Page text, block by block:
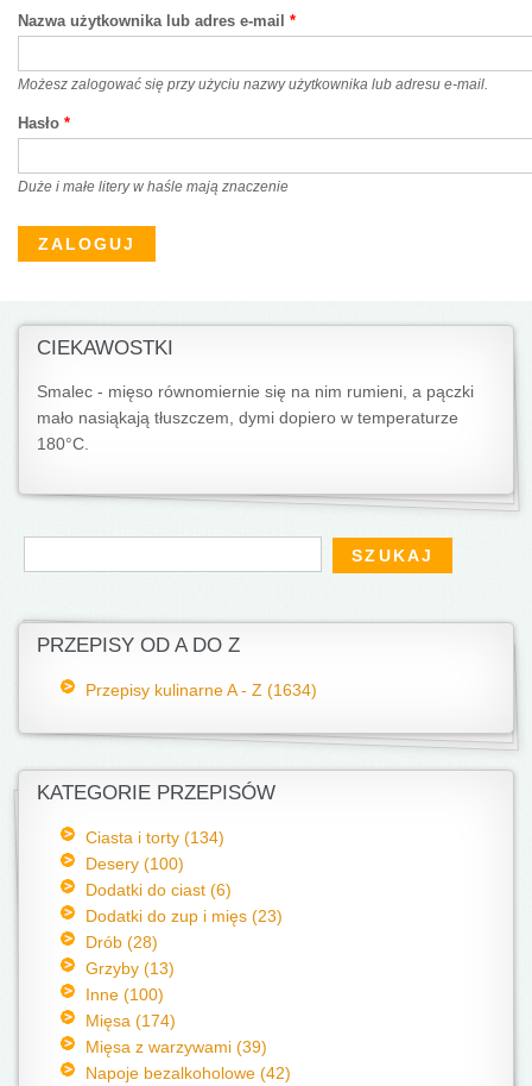
Nazwa użytkownika lub adres e-mail *
Możesz zalogować się przy użyciu nazwy użytkownika lub adresu e-mail.
Hasło *
Duże i małe litery w haśle mają znaczenie
CIEKAWOSTKI
Smalec - mięso równomiernie się na nim rumieni, a pączki
mało nasiąkają tłuszczem, dymi dopiero w temperaturze
180°C.
Formularz wyszukiwania
Szukaj
PRZEPISY OD A DO Z
Przepisy kulinarne A - Z (1634)
KATEGORIE PRZEPISÓW
Ciasta i torty (134)
Desery (100)
Dodatki do ciast (6)
Dodatki do zup i mięs (23)
Drób (28)
Grzyby (13)
Inne (100)
Mięsa (174)
Mięsa z warzywami (39)
Napoje bezalkoholowe (42)